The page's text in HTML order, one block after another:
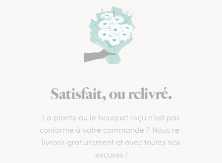
Satisfait, ou relivré.
La plante ou le bouquet reçu n’est pas
conforme à votre commande ? Nous re-
livrons gratuitement et avec toutes nos
excuses !